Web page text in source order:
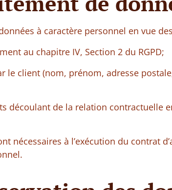
à caractère personnel en vue
au chapitre IV, Section 2 du RGPD;
le client (nom, prénom, adresse
découlant de la relation contractuelle
nécessaires à l’exécution du contrat